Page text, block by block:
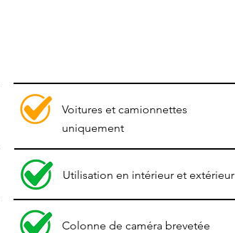
Voitures et camionnettes
uniquement
Utilisation en intérieur et extérieur
Colonne de caméra brevetée